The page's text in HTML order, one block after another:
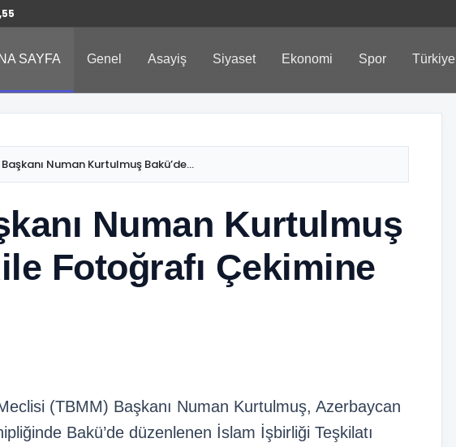
SAYFA Genel Asayiş Siyaset Ekonomi Spor Türkiye
Başkanı Numan Kurtulmuş Bakü’de...
Numan Kurtulmuş
Fotoğrafı Çekimine
(TBMM) Başkanı Numan Kurtulmuş, Azerbaycan
Bakü’de düzenlenen İslam İşbirliği Teşkilatı